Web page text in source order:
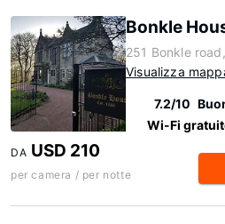
Bonkle
251 Bonkle
Visualizza
7.2/10
Wi-Fi
DA USD 210
per camera / per notte